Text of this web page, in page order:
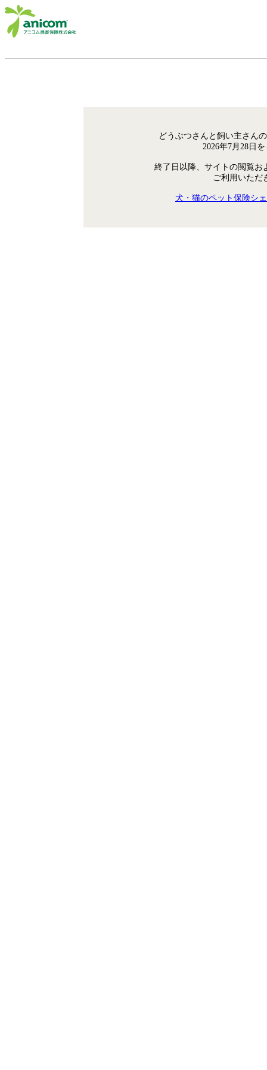
どうぶつさんと飼い主さん
2026年7月28日
終了日以降、サイトの閲覧お
ご利用いただ
犬・猫のペット保険シ